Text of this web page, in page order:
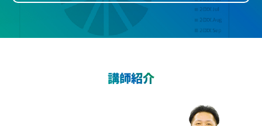
講師紹介